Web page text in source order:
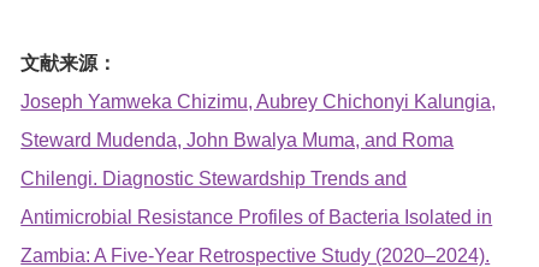
文献来源：
Joseph Yamweka Chizimu, Aubrey Chichonyi Kalungia,
Steward Mudenda, John Bwalya Muma, and Roma
Chilengi. Diagnostic Stewardship Trends and
Antimicrobial Resistance Profiles of Bacteria Isolated in
Zambia: A Five-Year Retrospective Study (2020–2024).